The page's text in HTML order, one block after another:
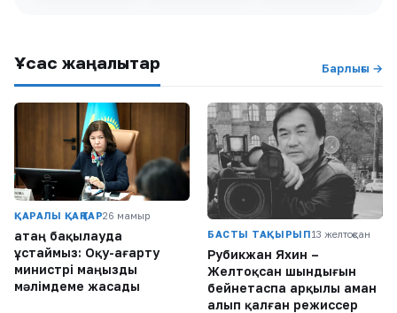
Ұқсас жаңалықтар Барлығы →
ҚАРАЛЫ ҚАҢТАР26 мамыр
Қатаң бақылауда
ұстаймыз: Оқу-ағарту
министрі маңызды
мәлімдеме жасады
БАСТЫ ТАҚЫРЫП13 желтоқсан
Рубикжан Яхин –
Желтоқсан шындығын
бейнетаспа арқылы аман
алып қалған режиссер